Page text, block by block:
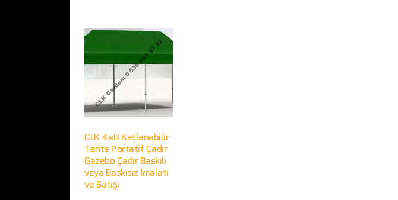
CLK 4×8 Katlanabilir
Tente Portatif Çadır
Gazebo Çadır Baskılı
veya Baskısız İmalatı
ve Satışı